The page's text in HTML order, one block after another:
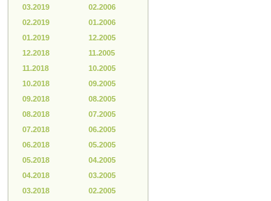
03.2019
02.2019
01.2019
12.2018
11.2018
10.2018
09.2018
08.2018
07.2018
06.2018
05.2018
04.2018
03.2018
02.2006
01.2006
12.2005
11.2005
10.2005
09.2005
08.2005
07.2005
06.2005
05.2005
04.2005
03.2005
02.2005